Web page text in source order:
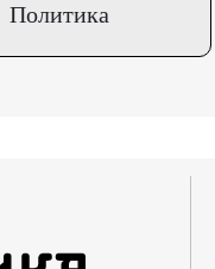
Политика